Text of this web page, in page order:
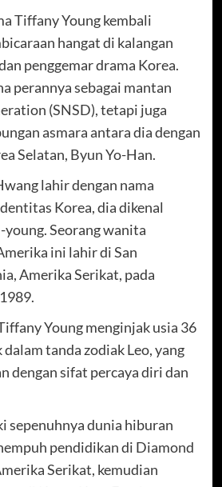
Tiffany Young kembali
hangat di kalangan
penggemar drama Korea.
perannya sebagai mantan
(SNSD), tetapi juga
asmara antara dia dengan
Selatan, Byun Yo-Han.
lahir dengan nama
Korea, dia dikenal
Seorang wanita
ini lahir di San
Amerika Serikat, pada
Young menginjak usia 36
tanda zodiak Leo, yang
dengan sifat percaya diri dan
sepenuhnya dunia hiburan
pendidikan di Diamond
Serikat, kemudian